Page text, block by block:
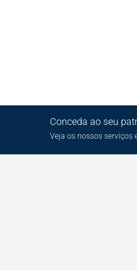
Conceda ao seu
Veja os nossos serviços